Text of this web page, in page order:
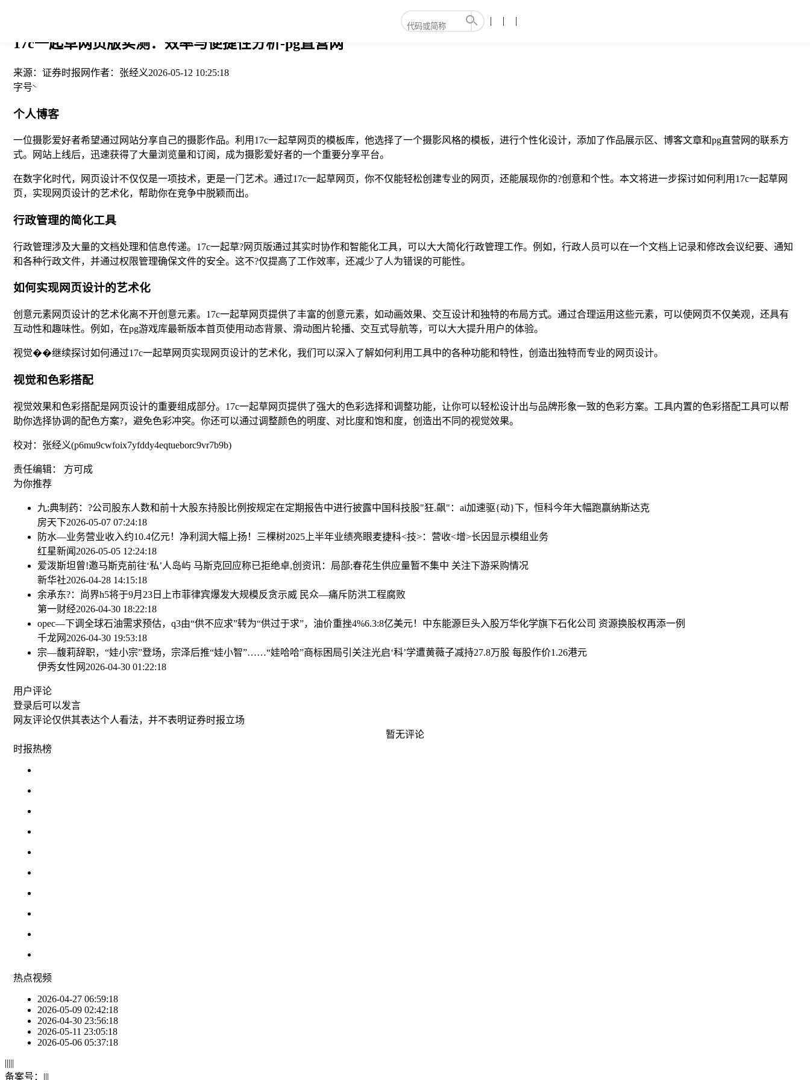
17c一起草网页版实测：效率与便捷性分析-pg直营网
来源： 证券时报网作者： 张经义2026-05-12 10:25:18
字号
个人博客
一位摄影爱好者希望通过网站分享自己的摄影作品。利用17c一起草网页的模板库，他选择了一个摄影风格的模板，进行个性化设计，添加了作品展示区、博客文章和pg直营网的联系方
式。网站上线后，迅速获得了大量浏览量和订阅，成为摄影爱好者的一个重要分享平台。
在数字化时代，网页设计不仅仅是一项技术，更是一门艺术。通过17c一起草网页，你不仅能轻松创建专业的网页，还能展现你的?创意和个性。本文将进一步探讨如何利用17c一起草网
页，实现网页设计的艺术化，帮助你在竞争中脱颖而出。
行政管理的简化工具
行政管理涉及大量的文档处理和信息传递。17c一起草?网页版通过其实时协作和智能化工具，可以大大简化行政管理工作。例如，行政人员可以在一个文档上记录和修改会议纪要、通知
和各种行政文件，并通过权限管理确保文件的安全。这不?仅提高了工作效率，还减少了人为错误的可能性。
如何实现网页设计的艺术化
创意元素网页设计的艺术化离不开创意元素。17c一起草网页提供了丰富的创意元素，如动画效果、交互设计和独特的布局方式。通过合理运用这些元素，可以使网页不仅美观，还具有
互动性和趣味性。例如，在pg游戏库最新版本首页使用动态背景、滑动图片轮播、交互式导航等，可以大大提升用户的体验。
视觉��继续探讨如何通过17c一起草网页实现网页设计的艺术化，我们可以深入了解如何利用工具中的各种功能和特性，创造出独特而专业的网页设计。
视觉和色彩搭配
视觉效果和色彩搭配是网页设计的重要组成部分。17c一起草网页提供了强大的色彩选择和调整功能，让你可以轻松设计出与品牌形象一致的色彩方案。工具内置的色彩搭配工具可以帮
助你选择协调的配色方案?，避免色彩冲突。你还可以通过调整颜色的明度、对比度和饱和度，创造出不同的视觉效果。
校对：张经义(p6mu9cwfoix7yfddy4eqtueborc9vr7b9b)
责任编辑： 方可成
为你推荐
九;典制药：?公司股东人数和前十大股东持股比例按规定在定期报告中进行披露中国科技股"狂.飙"：ai加速驱{动}下，恒科今年大幅跑赢纳斯达克
房天下2026-05-07 07:24:18
防水—业务营业收入约10.4亿元！净利润大幅上扬！三棵树2025上半年业绩亮眼麦捷科<技>：营收<增>长因显示模组业务
红星新闻 2026-05-05 12:24:18
爱泼斯坦曾!邀马斯克前往‘私’人岛屿 马斯克回应称已拒绝卓,创资讯：局部;春花生供应量暂不集中 关注下游采购情况
新华社2026-04-28 14:15:18
余承东?：尚界h5将于9月23日上市菲律宾爆发大规模反贪示威 民众—痛斥防洪工程腐败
第一财经2026-04-30 18:22:18
opec—下调全球石油需求预估，q3由“供不应求”转为“供过于求”，油价重挫4%6.3:8亿美元！中东能源巨头入股万华化学旗下石化公司 资源换股权再添一例
千龙网 2026-04-30 19:53:18
宗—馥莉辞职，“娃小宗”登场，宗泽后推“娃小智”……“娃哈哈”商标困局引关注光启‘科’学遭黄薇子减持27.8万股 每股作价1.26港元
伊秀女性网 2026-04-30 01:22:18
用户评论
登录后可以发言
网友评论仅供其表达个人看法，并不表明证券时报立场
暂无评论
时报热榜
热点视频
2026-04-27 06:59:18
2026-05-09 02:42:18
2026-04-30 23:56:18
2026-05-11 23:05:18
2026-05-06 05:37:18
|||||
备案号： |||